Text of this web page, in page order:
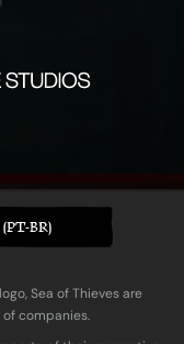
BR)
Sea of Thieves are
companies.